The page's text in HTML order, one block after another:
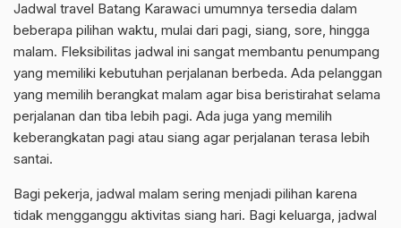
Jadwal travel Batang Karawaci umumnya tersedia dalam
beberapa pilihan waktu, mulai dari pagi, siang, sore, hingga
malam. Fleksibilitas jadwal ini sangat membantu penumpang
yang memiliki kebutuhan perjalanan berbeda. Ada pelanggan
yang memilih berangkat malam agar bisa beristirahat selama
perjalanan dan tiba lebih pagi. Ada juga yang memilih
keberangkatan pagi atau siang agar perjalanan terasa lebih
santai.
Bagi pekerja, jadwal malam sering menjadi pilihan karena
tidak mengganggu aktivitas siang hari. Bagi keluarga, jadwal